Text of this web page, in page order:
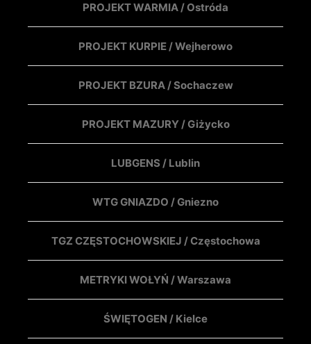
PROJEKT WARMIA / Ostróda
PROJEKT KURPIE / Wejherowo
PROJEKT BZURA / Sochaczew
PROJEKT MAZURY / Giżycko
LUBGENS / Lublin
WTG GNIAZDO / Gniezno
TGZ CZĘSTOCHOWSKIEJ / Częstochowa
METRYKI WOŁYŃ / Warszawa
ŚWIĘTOGEN / Kielce